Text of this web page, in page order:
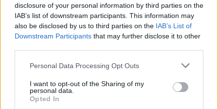
disclosure of your personal information by third parties on the
IAB’s list of downstream participants. This information may
also be disclosed by us to third parties on the IAB’s List of
Downstream Participants that may further disclose it to other
Personal Data Processing Opt Outs
I want to opt-out of the Sharing of my
personal data.
Opted In
dels terrenys de Renfe per les altes
temperatures
7 d'agost de 2026
vincula patrimoni, turisme i
6 d'agost de 2026